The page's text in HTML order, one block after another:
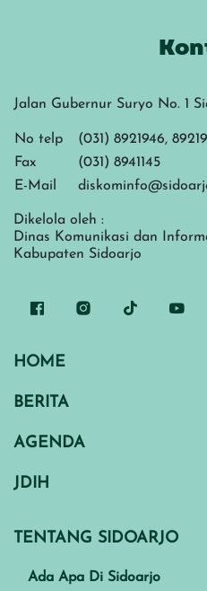
Jalan Gubernur Suryo No. 1
No telp
(031) 8921946,
Fax
(031) 8941145
E-Mail
Dikelola oleh :
Dinas Komunikasi dan
Kabupaten Sidoarjo
HOME
BERITA
AGENDA
JDIH
TENTANG SIDOARJO
Ada Apa Di Sidoarjo